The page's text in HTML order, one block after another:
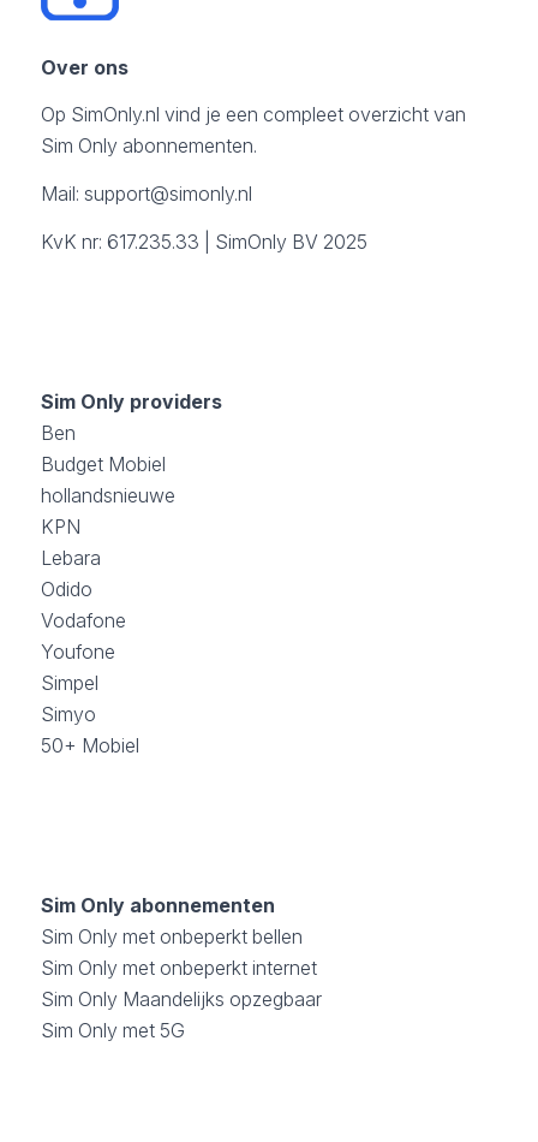
Over ons
Op SimOnly.nl vind je een compleet overzicht van
Sim Only abonnementen.
Mail: support@simonly.nl
KvK nr: 617.235.33 | SimOnly BV 2025
Sim Only providers
Ben
Budget Mobiel
hollandsnieuwe
KPN
Lebara
Odido
Vodafone
Youfone
Simpel
Simyo
50+ Mobiel
Sim Only abonnementen
Sim Only met onbeperkt bellen
Sim Only met onbeperkt internet
Sim Only Maandelijks opzegbaar
Sim Only met 5G